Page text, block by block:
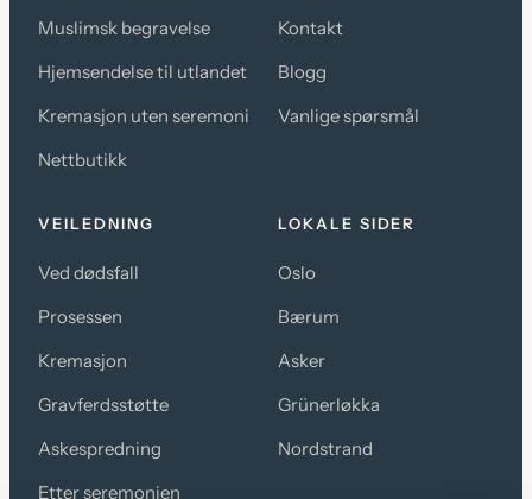
Muslimsk begravelse
Hjemsendelse til utlandet
Kremasjon uten seremoni
Nettbutikk
Kontakt
Blogg
Vanlige spørsmål
VEILEDNING
Ved dødsfall
Prosessen
Kremasjon
Gravferdsstøtte
Askespredning
Etter seremonien
LOKALE SIDER
Oslo
Bærum
Asker
Grünerløkka
Nordstrand